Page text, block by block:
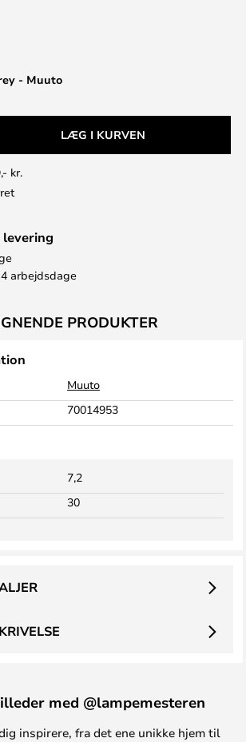
- Muuto
LÆG I KURVEN
kr.
arbejdsdage
PRODUKTER
Muuto
70014953
7,2
30
med @lampemesteren
inspirere, fra det ene unikke hjem til